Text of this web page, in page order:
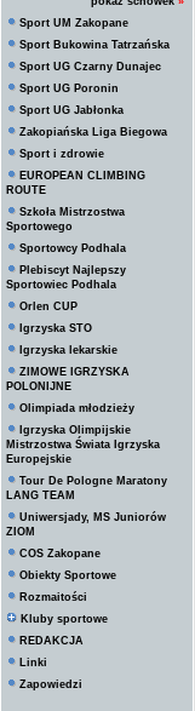
Sport UM Zakopane
Sport Bukowina Tatrzańska
Sport UG Czarny Dunajec
Sport UG Poronin
Sport UG Jabłonka
Zakopiańska Liga Biegowa
Sport i zdrowie
EUROPEAN CLIMBING
ROUTE
Szkoła Mistrzostwa
Sportowego
Sportowcy Podhala
Plebiscyt Najlepszy
Sportowiec Podhala
Orlen CUP
Igrzyska STO
Igrzyska lekarskie
ZIMOWE IGRZYSKA
POLONIJNE
Olimpiada młodzieży
Igrzyska Olimpijskie
Mistrzostwa Świata Igrzyska
Europejskie
Tour De Pologne Maratony
LANG TEAM
Uniwersjady, MS Juniorów
ZIOM
COS Zakopane
Obiekty Sportowe
Rozmaitości
Kluby sportowe
REDAKCJA
Linki
Zapowiedzi